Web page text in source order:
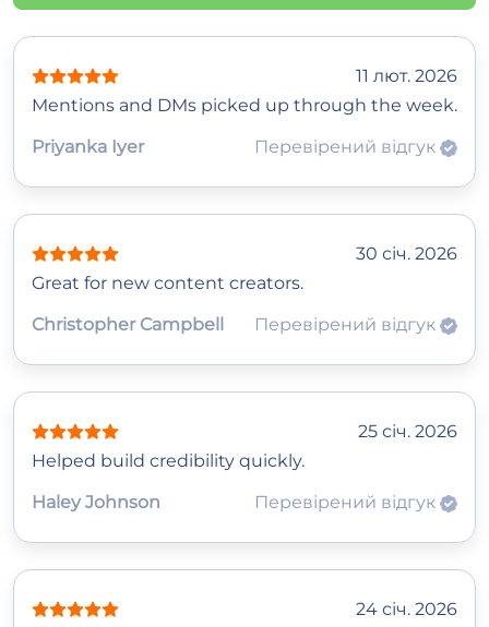
11 лют. 2026
Mentions and DMs picked up through the week.
Priyanka Iyer
Перевірений відгук
30 січ. 2026
Great for new content creators.
Christopher Campbell
Перевірений відгук
25 січ. 2026
Helped build credibility quickly.
Haley Johnson
Перевірений відгук
24 січ. 2026